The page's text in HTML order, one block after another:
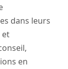
dans leurs
et
en